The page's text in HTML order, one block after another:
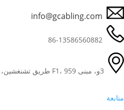
info@gcabling.com
متابعة